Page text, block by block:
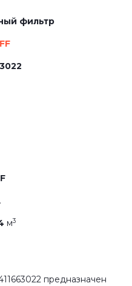
фильтр
м3
предназначен